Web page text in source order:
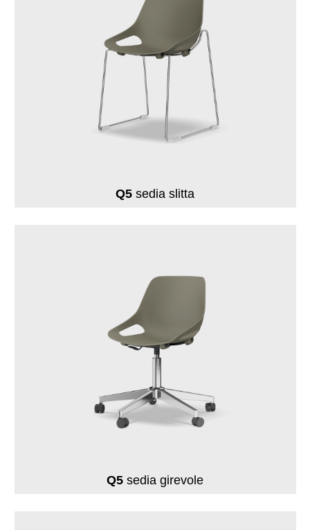
Q5 sedia slitta
Q5 sedia girevole